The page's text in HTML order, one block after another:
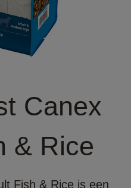
Canex
& Rice
Fish & Rice is een